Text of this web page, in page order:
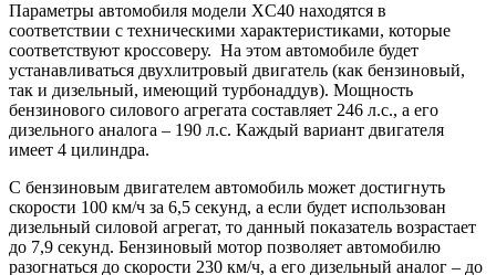
Параметры автомобиля модели XC40 находятся в
соответствии с техническими характеристиками, которые
соответствуют кроссоверу. На этом автомобиле будет
устанавливаться двухлитровый двигатель (как бензиновый,
так и дизельный, имеющий турбонаддув). Мощность
бензинового силового агрегата составляет 246 л.с., а его
дизельного аналога – 190 л.с. Каждый вариант двигателя
имеет 4 цилиндра.
С бензиновым двигателем автомобиль может достигнуть
скорости 100 км/ч за 6,5 секунд, а если будет использован
дизельный силовой агрегат, то данный показатель возрастает
до 7,9 секунд. Бензиновый мотор позволяет автомобилю
разогнаться до скорости 230 км/ч, а его дизельный аналог – до